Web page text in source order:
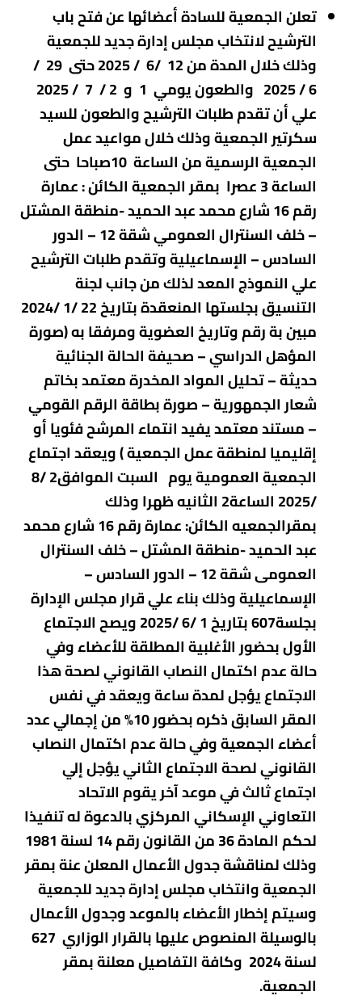
تعلن الجمعية للسادة أعضائها عن فتح باب
الترشيح لانتخاب مجلس إدارة جديد للجمعية
وذلك خلال المدة من 12 /6 / 2025 حتى 29 /
علي أن تقدم طلبات الترشيح والطعون للسيد
سكرتير الجمعية وذلك خلال مواعيد عمل
الجمعية الرسمية من الساعة 10صباحا حتى
الساعة 3 عصرا بمقر الجمعية الكائن : عمارة
رقم 16 شارع محمد عبد الحميد -منطقة المشتل
– خلف السنترال العمومي شقة 12 – الدور
السادس – الإسماعيلية وتقدم طلبات الترشيح
علي النموذج المعد لذلك من جانب لجنة
التنسيق بجلستها المنعقدة بتاريخ 22 /1 /2024
مبين بة رقم وتاريخ العضوية ومرفقا به (صورة
المؤهل الدراسي – صحيفة الحالة الجنائية
حديثة – تحليل المواد المخدرة معتمد بخاتم
شعار الجمهورية – صورة بطاقة الرقم القومي
– مستند معتمد يفيد انتماء المرشح فئويا أو
إقليميا لمنطقة عمل الجمعية ) ويعقد اجتماع
الجمعية العمومية يوم السبت الموافق2 /8
/2025 الساعة2 الثانيه ظهرا وذلك
بمقرالجمعيه الكائن:
عمارة رقم 16 شارع محمد
عبد الحميد -منطقة المشتل – خلف السنترال
العمومى شقة 12 – الدور السادس –
الإسماعيلية وذلك بناء علي قرار مجلس الإدارة
بجلسة607 بتاريخ 1 /6 /2025 ويصح الاجتماع
الأول بحضور الأغلبية المطلقة للأعضاء وفي
حالة عدم اكتمال النصاب القانوني لصحة هذا
الاجتماع يؤجل لمدة ساعة ويعقد في نفس
المقر السابق ذكره بحضور 10% من إجمالي عدد
أعضاء الجمعية وفي حالة عدم اكتمال النصاب
القانوني لصحة الاجتماع الثاني يؤجل إلي
اجتماع ثالث في موعد آخر يقوم الاتحاد
التعاوني الإسكاني المركزي بالدعوة له تنفيذا
لحكم المادة 36 من القانون رقم 14 لسنة 1981
وذلك لمناقشة جدول الأعمال المعلن عنة بمقر
الجمعية وانتخاب مجلس إدارة جديد للجمعية
وسيتم إخطار الأعضاء بالموعد وجدول الأعمال
بالوسيلة المنصوص عليها بالقرار الوزاري 627
لسنة 2024 وكافة التفاصيل معلنة بمقر
الجمعية.